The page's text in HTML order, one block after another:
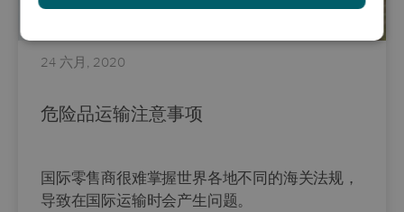
24 六月, 2020
危险品运输注意事项
国际零售商很难掌握世界各地不同的海关法规，
导致在国际运输时会产生问题。